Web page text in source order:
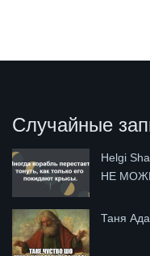
Случайные
Helgi
НЕ
Таня